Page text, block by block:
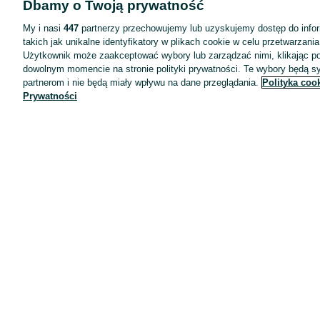
Wyróżnione ogłoszenia
Oferta dla firm
Blog
Regulamin
Polityka prywatności
Dbamy o Twoją prywatność
My i nasi 447 partnerzy przechowujemy lub uzyskujemy dostęp do
takich jak unikalne identyfikatory w plikach cookie w celu
Użytkownik może zaakceptować wybory lub zarządzać nimi, klikając
dowolnym momencie na stronie polityki prywatności. Te wybory będą
partnerom i nie będą miały wpływu na dane przeglądania. Polityka
Prywatności